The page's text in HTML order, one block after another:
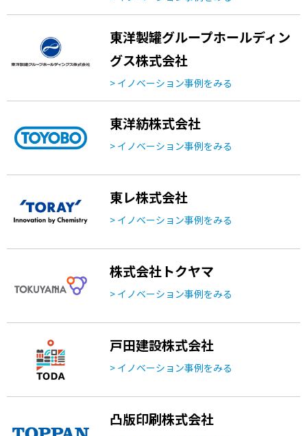
東洋製罐グループホールディン
グス株式会社
> イノベーション事例をみる
東洋紡株式会社
> イノベーション事例をみる
東レ株式会社
> イノベーション事例をみる
株式会社トクヤマ
> イノベーション事例をみる
戸田建設株式会社
> イノベーション事例をみる
凸版印刷株式会社